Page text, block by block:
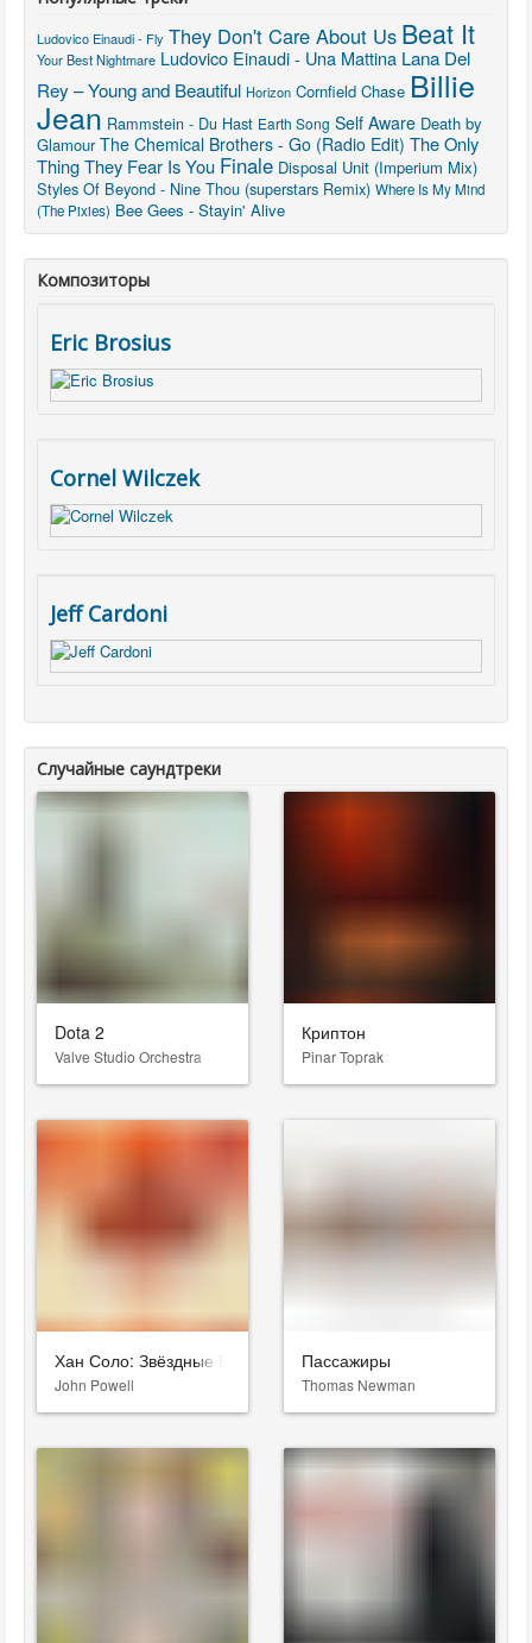
Ludovico Einaudi - Fly They Don't Care About Us Beat It
Your Best Nightmare Ludovico Einaudi - Una Mattina Lana Del
Rey – Young and Beautiful Horizon Cornfield Chase Billie
Jean Rammstein - Du Hast Earth Song Self Aware Death by
Glamour The Chemical Brothers - Go (Radio Edit) The Only
Thing They Fear Is You Finale Disposal Unit (Imperium Mix)
Styles Of Beyond - Nine Thou (superstars Remix) Where Is My Mind
(The Pixies) Bee Gees - Stayin' Alive
Композиторы
Eric Brosius
Cornel Wilczek
Jeff Cardoni
Случайные саундтреки
Dota 2
Valve Studio Orchestra
Криптон
Pinar Toprak
Хан Соло: Звёздные Войны. Истории
John Powell
Пассажиры
Thomas Newman